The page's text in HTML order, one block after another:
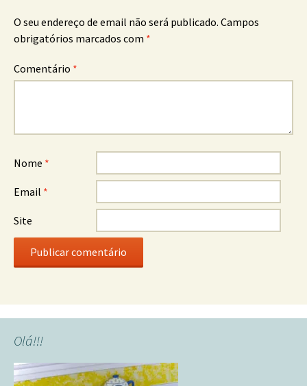
O seu endereço de email não será publicado. Campos
obrigatórios marcados com *
Comentário *
Nome *
Email *
Site
Olá!!!